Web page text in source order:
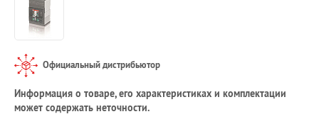
Официальный дистрибьютор
Информация о товаре, его характеристиках и комплектации
может содержать неточности.